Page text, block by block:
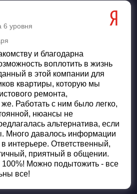
6 уровня
и благодарна
воплотить в жизнь
в этой компании для
квартиры, которую мы
ремонта,
Работать с ним было легко,
нюансы не
альтернатива, если
Много давалось информации
интерьере. Ответственный,
приятный в общении.
100%! Можно подытожить - все
все!